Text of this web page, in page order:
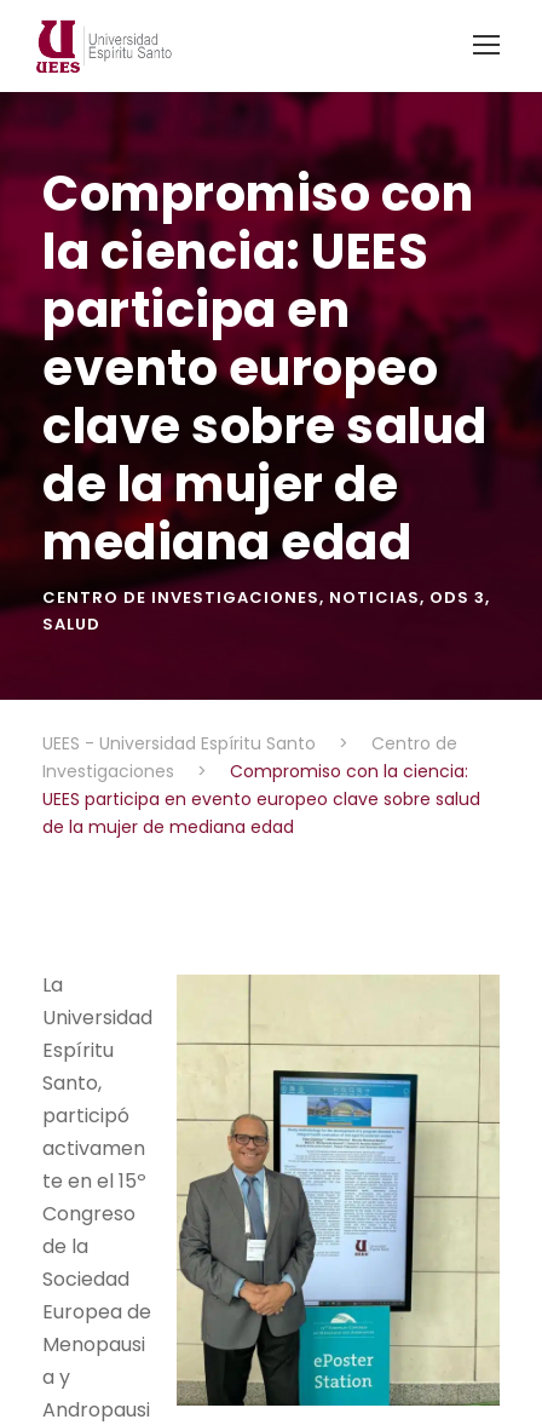
Compromiso con
la ciencia: UEES
participa en
evento europeo
clave sobre salud
de la mujer de
mediana edad
CENTRO DE INVESTIGACIONES, NOTICIAS, ODS 3,
SALUD
UEES - Universidad Espíritu Santo >
Centro de
Investigaciones
>
Compromiso con la ciencia:
UEES participa en evento europeo clave sobre salud
de la mujer de mediana edad
La
Universidad
Espíritu
Santo,
participó
activamen
te en el 15º
Congreso
de la
Sociedad
Europea de
Menopausi
a y
Andropausi